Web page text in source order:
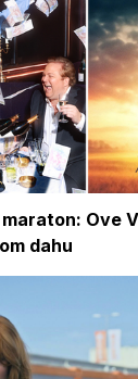
Ove
dahu